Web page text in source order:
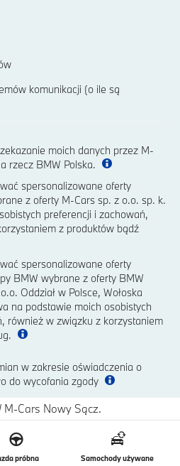
komunikacji (o ile są
moich danych przez M-
rzecz BMW Polska.
spersonalizowane oferty
z oferty M-Cars sp. z o.o. sp. k.
preferencji i zachowań,
z produktów bądź
spersonalizowane oferty
BMW wybrane z oferty BMW
Oddział w Polsce, Wołoska
na podstawie moich osobistych
również w związku z korzystaniem
w zakresie oświadczenia o
do wycofania zgody
M-Cars Nowy Sącz.
próbna Samochody używane